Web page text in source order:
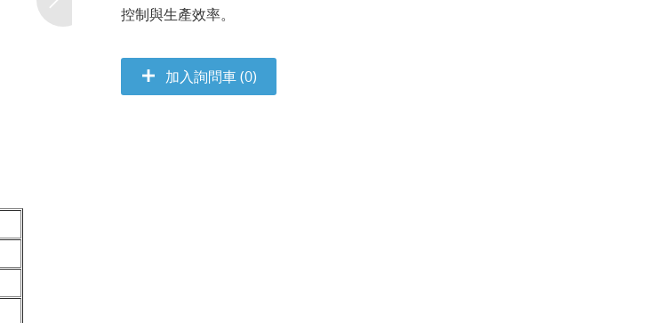
控制與生產效率。
加入詢問車 (0)